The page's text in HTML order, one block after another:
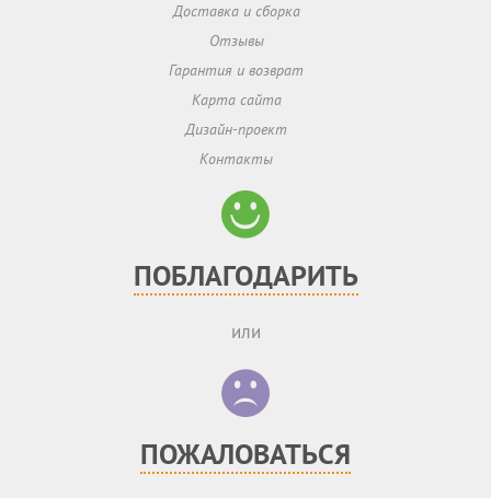
Доставка и сборка
Отзывы
Гарантия и возврат
Карта сайта
Дизайн-проект
Контакты
ПОБЛАГОДАРИТЬ
или
ПОЖАЛОВАТЬСЯ